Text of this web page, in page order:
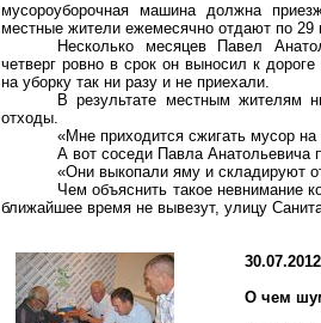
мусороуборочная машина должна
местные жители ежемесячно отдают по 29
Несколько месяцев Павел
четверг ровно в срок он выносил к
на уборку так ни разу и не приехали.
В результате местным жителям
отходы.
«Мне приходится сжигать мусор
А вот соседи Павла Анатольевича
«Они выкопали яму и складируют
Чем объяснить такое невнимание
ближайшее время не вывезут, улицу
30.07.2012
О чем